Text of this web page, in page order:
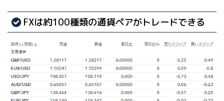
FXは約100種類の通貨ペアがトレードできる